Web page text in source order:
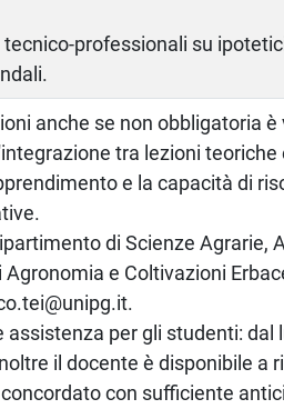
professionali su
anche se non obbligatoria
tra lezioni
e la capacità di
di Scienze Agrarie,
e Coltivazioni
assistenza per gli studenti: dal
il docente è disponibile a
con sufficiente